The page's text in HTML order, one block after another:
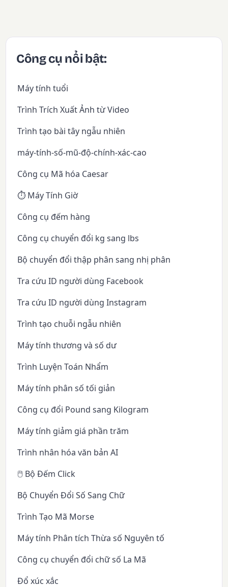
Công cụ nổi bật:
Máy tính tuổi
Trình Trích Xuất Ảnh từ Video
Trình tạo bài tây ngẫu nhiên
máy-tính-số-mũ-độ-chính-xác-cao
Công cụ Mã hóa Caesar
⏱️ Máy Tính Giờ
Công cụ đếm hàng
Công cụ chuyển đổi kg sang lbs
Bộ chuyển đổi thập phân sang nhị phân
Tra cứu ID người dùng Facebook
Tra cứu ID người dùng Instagram
Trình tạo chuỗi ngẫu nhiên
Máy tính thương và số dư
Trình Luyện Toán Nhẩm
Máy tính phân số tối giản
Công cụ đổi Pound sang Kilogram
Máy tính giảm giá phần trăm
Trình nhân hóa văn bản AI
🖱️ Bộ Đếm Click
Bộ Chuyển Đổi Số Sang Chữ
Trình Tạo Mã Morse
Máy tính Phân tích Thừa số Nguyên tố
Công cụ chuyển đổi chữ số La Mã
Đổ xúc xắc